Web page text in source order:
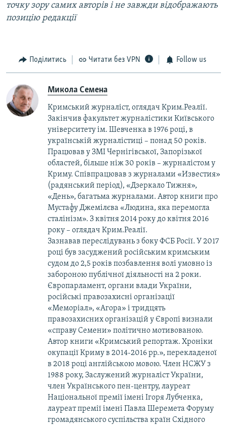
точку зору самих авторів і не завжди відображають
позицію редакції
Поділитись Читати без VPN Follow us
Микола Семена
Кримський журналіст, оглядач Крим.Реалії.
Закінчив факультет журналістики Київського
університету ім. Шевченка в 1976 році, в
українській журналістиці – понад 50 років.
Працював у ЗМІ Чернігівської, Запорізької
областей, більше ніж 30 років – журналістом у
Криму. Співпрацював з журналами «Известия»
(радянський період), «Дзеркало Тижня»,
«День», багатьма журналами. Автор книги про
Мустафу Джемілєва «Людина, яка перемогла
сталінізм». З квітня 2014 року до квітня 2016
року – оглядач Крим.Реалії.
Зазнавав переслідувань з боку ФСБ Росії. У 2017
році був засуджений російським кримським
судом до 2,5 років позбавлення волі умовно із
забороною публічної діяльності на 2 роки.
Європарламент, органи влади України,
російські правозахисні організації
«Меморіал», «Агора» і тридцять
правозахисних організацій у Європі визнали
«справу Семени» політично мотивованою.
Автор книги «Кримський репортаж. Хроніки
окупації Криму в 2014-2016 рр.», перекладеної
в 2018 році англійською мовою. Член НСЖУ з
1988 року, Заслужений журналіст України,
член Українського пен-центру, лауреат
Національної премії імені Ігоря Лубченка,
лауреат премії імені Павла Шеремета Форуму
громадянського суспільства країн Східного